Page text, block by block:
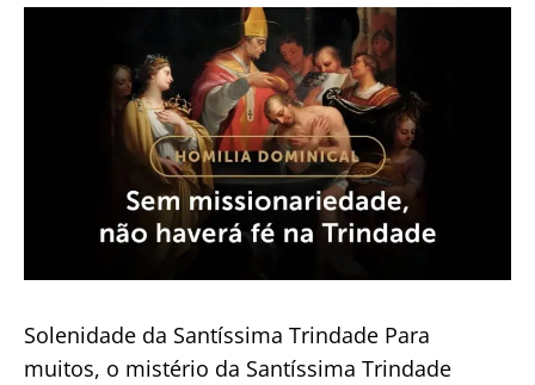
espiritual?
publicação
Solenidade da Santíssima Trindade Para
muitos, o mistério da Santíssima Trindade